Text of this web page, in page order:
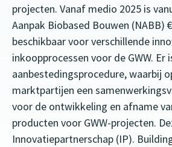
projecten. Vanaf medio 2025 is
Aanpak Biobased Bouwen (NABB)
beschikbaar voor verschillende
inkoopprocessen voor de GWW. Er
aanbestedingsprocedure, waarbij
marktpartijen een
voor de ontwikkeling en afname
producten voor GWW-projecten.
Innovatiepartnerschap (IP).